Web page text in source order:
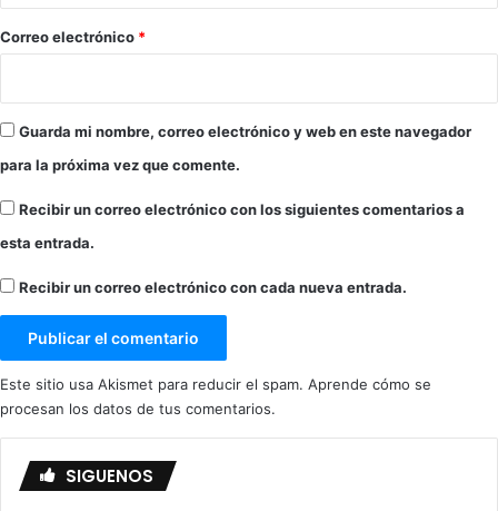
*
Correo electrónico *
Guarda mi nombre, correo electrónico y web en este navegador
para la próxima vez que comente.
Recibir un correo electrónico con los siguientes comentarios a
esta entrada.
Recibir un correo electrónico con cada nueva entrada.
Este sitio usa Akismet para reducir el spam. Aprende cómo se
procesan los datos de tus comentarios.
SIGUENOS